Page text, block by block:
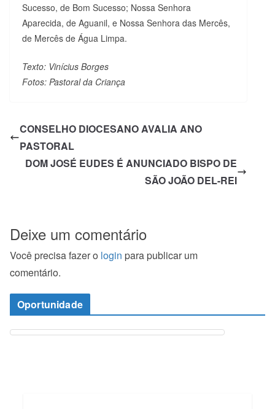
Sucesso, de Bom Sucesso; Nossa Senhora
Aparecida, de Aguanil, e Nossa Senhora das Mercês,
de Mercês de Água Limpa.
Texto: Vinícius Borges
Fotos: Pastoral da Criança
CONSELHO DIOCESANO AVALIA ANO
PASTORAL
DOM JOSÉ EUDES É ANUNCIADO BISPO DE
SÃO JOÃO DEL-REI
Deixe um comentário
Você precisa fazer o login para publicar um
comentário.
Oportunidade